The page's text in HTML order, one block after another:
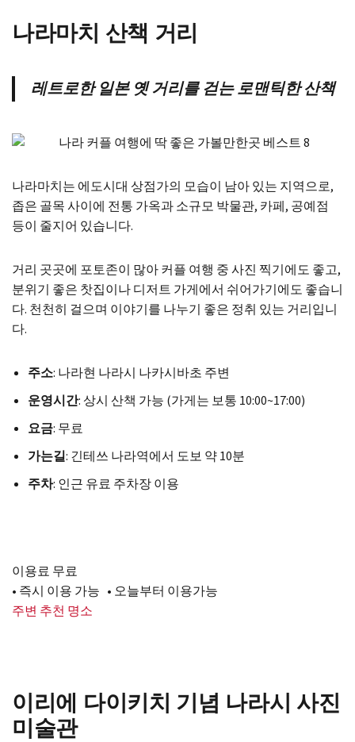
나라마치 산책 거리
레트로한 일본 옛 거리를 걷는 로맨틱한 산책
나라마치는 에도시대 상점가의 모습이 남아 있는 지역으로,
좁은 골목 사이에 전통 가옥과 소규모 박물관, 카페, 공예점
등이 줄지어 있습니다.
거리 곳곳에 포토존이 많아 커플 여행 중 사진 찍기에도 좋고,
분위기 좋은 찻집이나 디저트 가게에서 쉬어가기에도 좋습니
다. 천천히 걸으며 이야기를 나누기 좋은 정취 있는 거리입니
다.
주소: 나라현 나라시 나카시바초 주변
운영시간: 상시 산책 가능 (가게는 보통 10:00~17:00)
요금: 무료
가는길: 긴테쓰 나라역에서 도보 약 10분
주차: 인근 유료 주차장 이용
이용료 무료
• 즉시 이용 가능 • 오늘부터 이용가능
주변 추천 명소
이리에 다이키치 기념 나라시 사진
미술관